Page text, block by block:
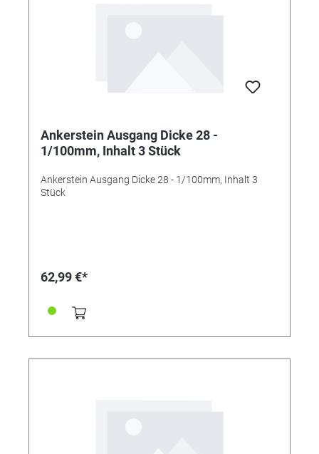
Ankerstein Ausgang Dicke 28 -
1/100mm, Inhalt 3 Stück
Ankerstein Ausgang Dicke 28 - 1/100mm, Inhalt 3
Stück
62,99 €*